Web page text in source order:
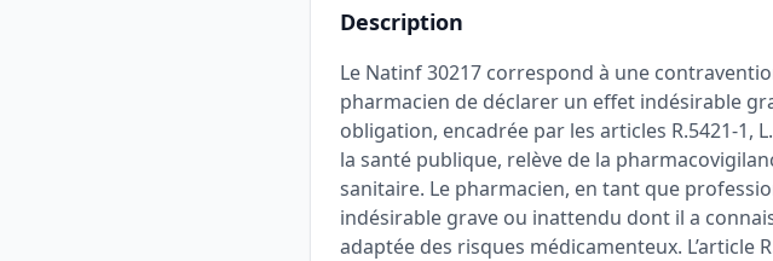
Description
Le Natinf 30217 correspond à une
pharmacien de déclarer un effet indésirable
obligation, encadrée par les articles R.5421-1,
la santé publique, relève de la
sanitaire. Le pharmacien, en tant que
indésirable grave ou inattendu dont il a
adaptée des risques médicamenteux.